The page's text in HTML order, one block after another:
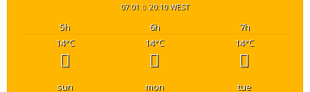
07:01 20:10 WEST
5h 6h 7h
14°C 14°C 14°C
sun mon
tue